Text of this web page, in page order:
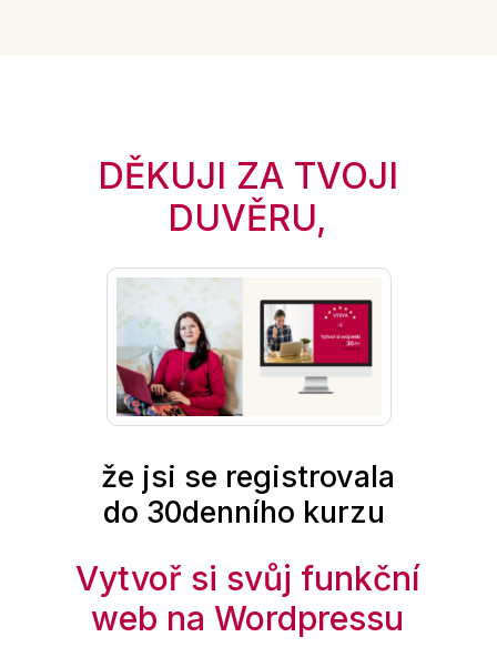
DĚKUJI ZA TVOJI
DUVĚRU,
že jsi se registrovala
do 30denního kurzu
Vytvoř si svůj funkční
web na Wordpressu